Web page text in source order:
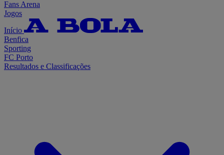
Fans Arena
Jogos
Início
Benfica
Sporting
FC Porto
Resultados e Classificações